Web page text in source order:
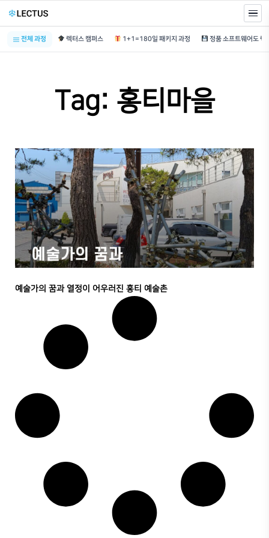
전체 과정 렉터스 캠퍼스 1+1=180일 패키지 과정
Tag: 홍티마을
예술가의 꿈과 열정이 어우러진 홍티 예술촌